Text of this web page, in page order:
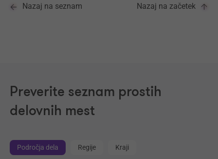
Nazaj na seznam Nazaj na začetek
Preverite seznam prostih
delovnih mest
Področja dela Regije Kraji